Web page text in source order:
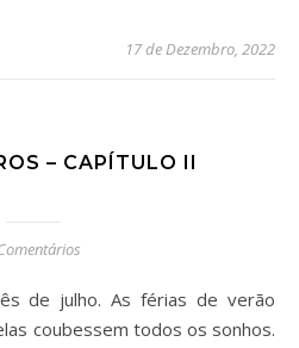
17 de Dezembro, 2022
– CAPÍTULO II
coubessem todos os sonhos.